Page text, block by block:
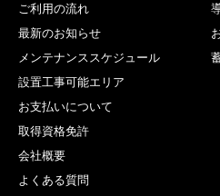
ご利用の流れ
最新のお知らせ
メンテナンススケジュール
設置工事可能エリア
お支払いについて
取得資格免許
会社概要
よくある質問